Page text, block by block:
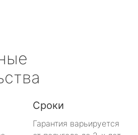
Сроки
Гарантия варьируется